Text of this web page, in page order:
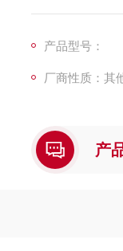
产品型号：
厂商性质：其
产